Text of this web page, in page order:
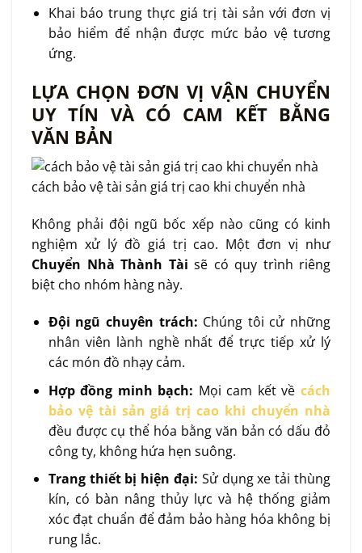
Khai báo trung thực giá trị tài sản với đơn vị
bảo hiểm để nhận được mức bảo vệ tương
ứng.
LỰA CHỌN ĐƠN VỊ VẬN CHUYỂN
UY TÍN VÀ CÓ CAM KẾT BẰNG
VĂN BẢN
cách bảo vệ tài sản giá trị cao khi chuyển nhà
Không phải đội ngũ bốc xếp nào cũng có kinh
nghiệm xử lý đồ giá trị cao. Một đơn vị như
Chuyển Nhà Thành Tài sẽ có quy trình riêng
biệt cho nhóm hàng này.
Đội ngũ chuyên trách: Chúng tôi cử những
nhân viên lành nghề nhất để trực tiếp xử lý
các món đồ nhạy cảm.
Hợp đồng minh bạch: Mọi cam kết vềcách
bảo vệ tài sản giá trị cao khi chuyển nhà
đều được cụ thể hóa bằng văn bản có dấu đỏ
công ty, không hứa hẹn suông.
Trang thiết bị hiện đại: Sử dụng xe tải thùng
kín, có bàn nâng thủy lực và hệ thống giảm
xóc đạt chuẩn để đảm bảo hàng hóa không bị
rung lắc.